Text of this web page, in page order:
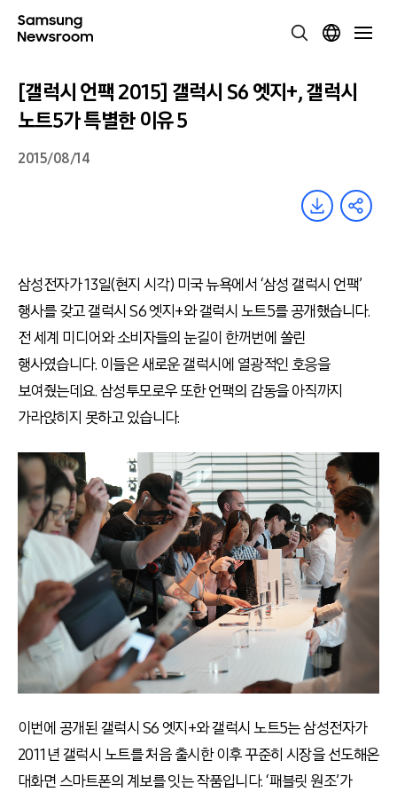
[갤럭시 언팩 2015] 갤럭시 S6 엣지+, 갤럭시
노트5가 특별한 이유 5
2015/08/14
삼성전자가 13일(현지 시각) 미국 뉴욕에서 ‘삼성 갤럭시 언팩’
행사를 갖고 갤럭시 S6 엣지+와 갤럭시 노트5를 공개했습니다.
전 세계 미디어와 소비자들의 눈길이 한꺼번에 쏠린
행사였습니다. 이들은 새로운 갤럭시에 열광적인 호응을
보여줬는데요. 삼성투모로우 또한 언팩의 감동을 아직까지
가라앉히지 못하고 있습니다.
이번에 공개된 갤럭시 S6 엣지+와 갤럭시 노트5는 삼성전자가
2011년 갤럭시 노트를 처음 출시한 이후 꾸준히 시장을 선도해온
대화면 스마트폰의 계보를 잇는 작품입니다. ‘패블릿 원조’가